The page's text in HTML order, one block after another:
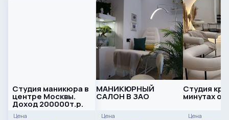
Студия маникюра в
центре Москвы.
Доход 200000т.р.
Цена
МАНИКЮРНЫЙ
САЛОН В ЗАО
Цена
Студия
минутах
Цена